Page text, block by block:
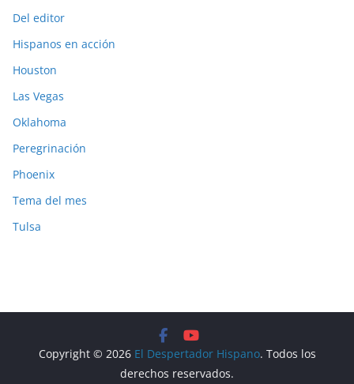
Del editor
Hispanos en acción
Houston
Las Vegas
Oklahoma
Peregrinación
Phoenix
Tema del mes
Tulsa
Copyright © 2026 El Despertador Hispano. Todos los
derechos reservados.